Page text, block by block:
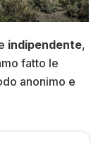
indipendente,
fatto le
anonimo e